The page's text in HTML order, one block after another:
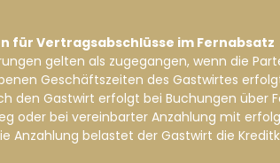
für Vertragsabschlüsse im Fernabsatz
gelten als zugegangen, wenn die
Geschäftszeiten des Gastwirtes
den Gastwirt erfolgt bei Buchungen
oder bei vereinbarter Anzahlung mit
Anzahlung belastet der Gastwirt die